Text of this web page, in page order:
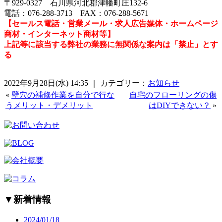
〒929-0327 石川県河北郡津幡町庄132-6
電話：076-288-3713 FAX：076-288-5671
【セールス電話・営業メール・求人広告媒体・ホームページ
商材・インターネット商材等】
上記等に該当する弊社の業務に無関係な案内は「禁止」とす
る
2022年9月28日(水) 14:35 ｜ カテゴリー： お知らせ
« 壁穴の補修作業を自分で行な
うメリット・デメリット
自宅のフローリングの傷
はDIYできない？ »
▼新着情報
2024/01/18